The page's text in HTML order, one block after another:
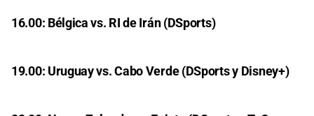
16.00: Bélgica vs. RI de Irán (DSports)
19.00: Uruguay vs. Cabo Verde (DSports y Disney+)